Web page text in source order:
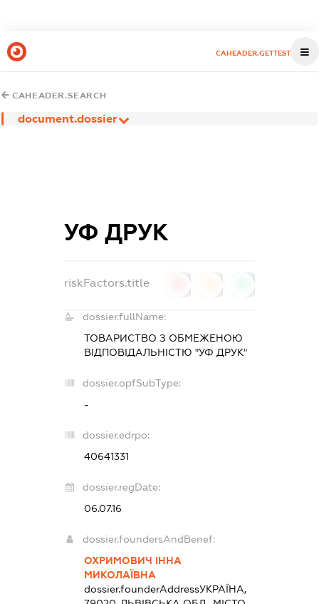
CAHEADER.GETTEST
CAHEADER.SEARCH
document.dossier
УФ ДРУК
riskFactors.title
dossier.fullName:
ТОВАРИСТВО З ОБМЕЖЕНОЮ
ВІДПОВІДАЛЬНІСТЮ "УФ ДРУК"
dossier.opfSubType:
-
dossier.edrpo:
40641331
dossier.regDate:
06.07.16
dossier.foundersAndBenef:
ОХРИМОВИЧ ІННА
МИКОЛАЇВНА
dossier.founderAddressУКРАЇНА,